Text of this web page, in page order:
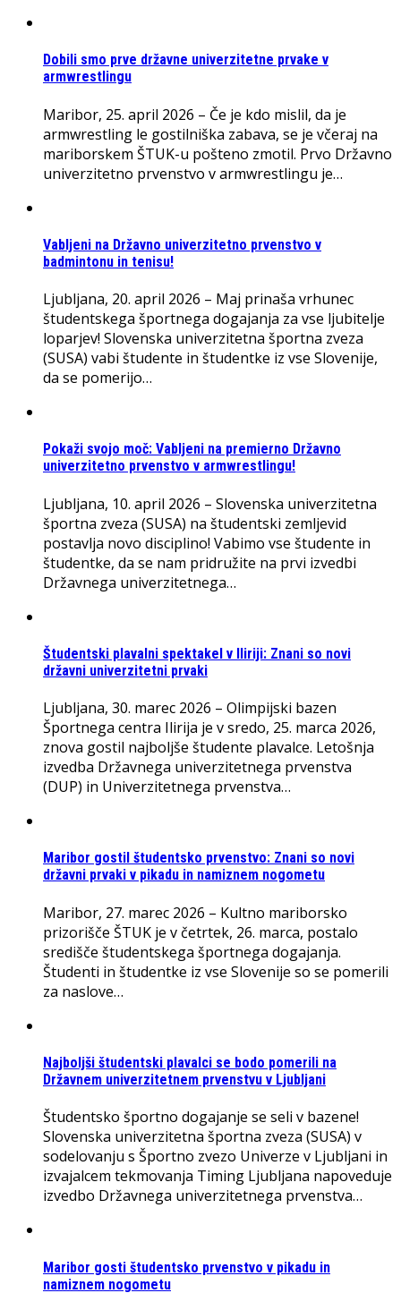
Dobili smo prve državne univerzitetne prvake v
armwrestlingu
Maribor, 25. april 2026 – Če je kdo mislil, da je
armwrestling le gostilniška zabava, se je včeraj na
mariborskem ŠTUK-u pošteno zmotil. Prvo Državno
univerzitetno prvenstvo v armwrestlingu je…
Vabljeni na Državno univerzitetno prvenstvo v
badmintonu in tenisu!
Ljubljana, 20. april 2026 – Maj prinaša vrhunec
študentskega športnega dogajanja za vse ljubitelje
loparjev! Slovenska univerzitetna športna zveza
(SUSA) vabi študente in študentke iz vse Slovenije,
da se pomerijo…
Pokaži svojo moč: Vabljeni na premierno Državno
univerzitetno prvenstvo v armwrestlingu!
Ljubljana, 10. april 2026 – Slovenska univerzitetna
športna zveza (SUSA) na študentski zemljevid
postavlja novo disciplino! Vabimo vse študente in
študentke, da se nam pridružite na prvi izvedbi
Državnega univerzitetnega…
Študentski plavalni spektakel v Iliriji: Znani so novi
državni univerzitetni prvaki
Ljubljana, 30. marec 2026 – Olimpijski bazen
Športnega centra Ilirija je v sredo, 25. marca 2026,
znova gostil najboljše študente plavalce. Letošnja
izvedba Državnega univerzitetnega prvenstva
(DUP) in Univerzitetnega prvenstva…
Maribor gostil študentsko prvenstvo: Znani so novi
državni prvaki v pikadu in namiznem nogometu
Maribor, 27. marec 2026 – Kultno mariborsko
prizorišče ŠTUK je v četrtek, 26. marca, postalo
središče študentskega športnega dogajanja.
Študenti in študentke iz vse Slovenije so se pomerili
za naslove…
Najboljši študentski plavalci se bodo pomerili na
Državnem univerzitetnem prvenstvu v Ljubljani
Študentsko športno dogajanje se seli v bazene!
Slovenska univerzitetna športna zveza (SUSA) v
sodelovanju s Športno zvezo Univerze v Ljubljani in
izvajalcem tekmovanja Timing Ljubljana napoveduje
izvedbo Državnega univerzitetnega prvenstva…
Maribor gosti študentsko prvenstvo v pikadu in
namiznem nogometu